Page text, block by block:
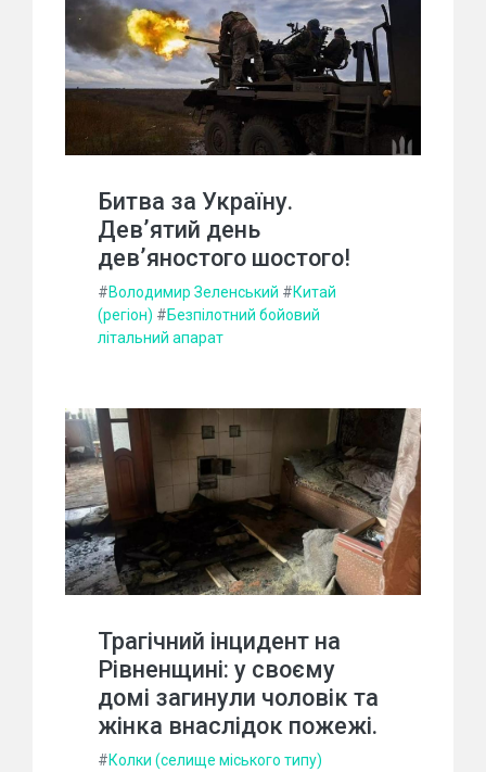
Битва за Україну.
Дев’ятий день
дев’яностого шостого!
#Володимир Зеленський #Китай
(регіон) #Безпілотний бойовий
літальний апарат
Трагічний інцидент на
Рівненщині: у своєму
домі загинули чоловік та
жінка внаслідок пожежі.
#Колки (селище міського типу)